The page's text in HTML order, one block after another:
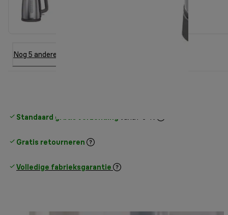
Nog 5 andere optie
Standaard gratis verzending vanaf € 49
Gratis retourneren
Volledige fabrieksgarantie